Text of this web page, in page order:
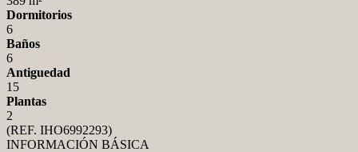
Dormitorios
6
Baños
6
Antiguedad
15
Plantas
2
(REF. IHO6992293)
INFORMACIÓN BÁSICA